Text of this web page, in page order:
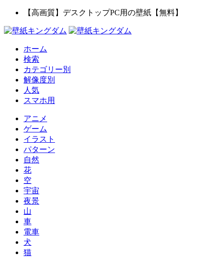
【高画質】デスクトップPC用の壁紙【無料】
ホーム
検索
カテゴリー別
解像度別
人気
スマホ用
アニメ
ゲーム
イラスト
パターン
自然
花
空
宇宙
夜景
山
車
電車
犬
猫